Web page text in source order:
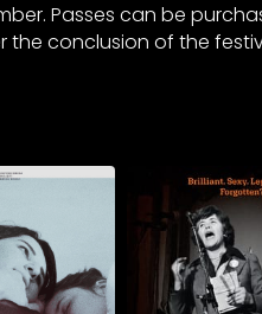
Passes can be
conclusion of the